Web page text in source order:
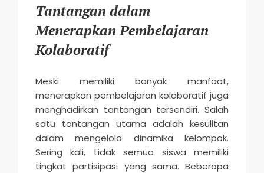
Tantangan dalam
Menerapkan Pembelajaran
Kolaboratif
Meski memiliki banyak manfaat,
menerapkan pembelajaran kolaboratif juga
menghadirkan tantangan tersendiri. Salah
satu tantangan utama adalah kesulitan
dalam mengelola dinamika kelompok.
Sering kali, tidak semua siswa memiliki
tingkat partisipasi yang sama. Beberapa